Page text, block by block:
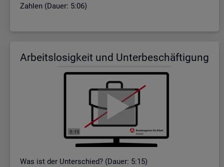
Zah­len (Dauer: 5:06)
Ar­beits­lo­sig­keit und Un­ter­be­schäf­ti­gung
Was ist der Un­ter­schied? (Dauer: 5:15)